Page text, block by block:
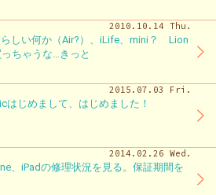
2010.10.14 Thu.
しい何か（Air?）、iLife、mini？ Lion
ちゃうな…きっと
2015.07.03 Fri.
はじめまして、はじめました！
2014.02.26 Wed.
、iPadの修理状況を見る。保証期間を